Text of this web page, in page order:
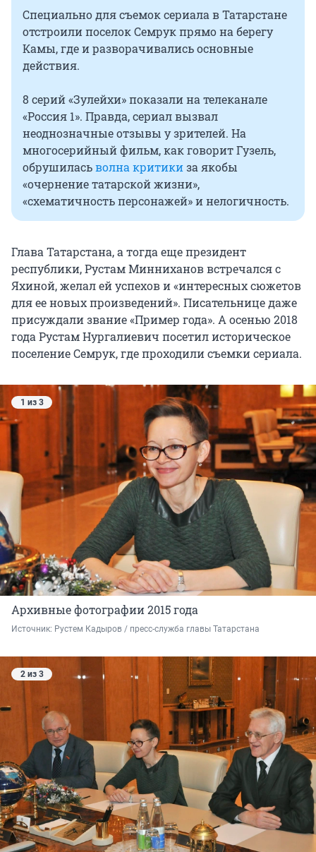
Специально для съемок сериала в Татарстане
отстроили поселок Семрук прямо на берегу
Камы, где и разворачивались основные
действия.
8 серий «Зулейхи» показали на телеканале
«Россия 1». Правда, сериал вызвал
неоднозначные отзывы у зрителей. На
многосерийный фильм, как говорит Гузель,
обрушиласьволна критикиза якобы
«очернение татарской жизни»,
«схематичность персонажей» и нелогичность.
Глава Татарстана, а тогда еще президент
республики, Рустам Минниханов встречался с
Яхиной, желал ей успехов и «интересных сюжетов
для ее новых произведений». Писательнице даже
присуждали звание «Пример года». А осенью 2018
года Рустам Нургалиевич посетил историческое
поселение Семрук, где проходили съемки сериала.
1 из 3
Архивные фотографии 2015 года
Источник: Рустем Кадыров / пресс-служба главы Татарстана
2 из 3